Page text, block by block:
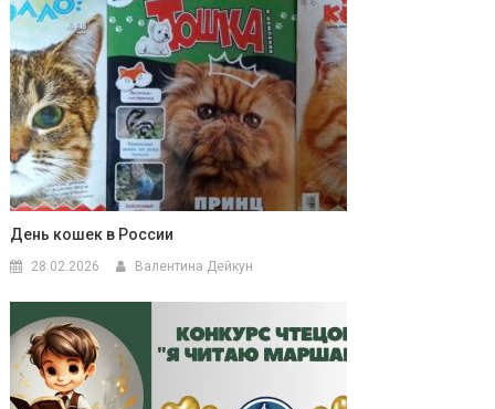
День кошек в России
28.02.2026 Валентина Дейкун